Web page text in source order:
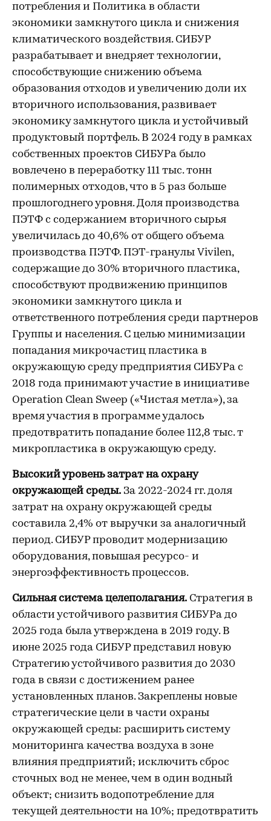
потребления и Политика в области
экономики замкнутого цикла и снижения
климатического воздействия. СИБУР
разрабатывает и внедряет технологии,
способствующие снижению объема
образования отходов и увеличению доли их
вторичного использования, развивает
экономику замкнутого цикла и устойчивый
продуктовый портфель. В 2024 году в рамках
собственных проектов СИБУРа было
вовлечено в переработку 111 тыс. тонн
полимерных отходов, что в 5 раз больше
прошлогоднего уровня. Доля производства
ПЭТФ с содержанием вторичного сырья
увеличилась до 40,6% от общего объема
производства ПЭТФ. ПЭТ-гранулы Vivilen,
содержащие до 30% вторичного пластика,
способствуют продвижению принципов
экономики замкнутого цикла и
ответственного потребления среди партнеров
Группы и населения. С целью минимизации
попадания микрочастиц пластика в
окружающую среду предприятия СИБУРа с
2018 года принимают участие в инициативе
Operation Clean Sweep («Чистая метла»), за
время участия в программе удалось
предотвратить попадание более 112,8 тыс. т
микропластика в окружающую среду.
Высокий уровень затрат на охрану
окружающей среды. За 2022-2024 гг. доля
затрат на охрану окружающей среды
составила 2,4% от выручки за аналогичный
период. СИБУР проводит модернизацию
оборудования, повышая ресурсо- и
энергоэффективность процессов.
Сильная система целеполагания. Стратегия в
области устойчивого развития СИБУРа до
2025 года была утверждена в 2019 году. В
июне 2025 года СИБУР представил новую
Стратегию устойчивого развития до 2030
года в связи с достижением ранее
установленных планов. Закреплены новые
стратегические цели в части охраны
окружающей среды: расширить систему
мониторинга качества воздуха в зоне
влияния предприятий; исключить сброс
сточных вод не менее, чем в один водный
объект; снизить водопотребление для
текущей деятельности на 10%; предотвратить